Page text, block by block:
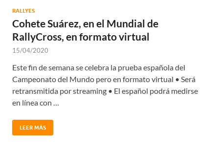
RALLYES
Cohete Suárez, en el Mundial de
RallyCross, en formato virtual
15/04/2020
Este fin de semana se celebra la prueba española del
Campeonato del Mundo pero en formato virtual • Será
retransmitida por streaming • El español podrá medirse
en línea con …
LEER MÁS